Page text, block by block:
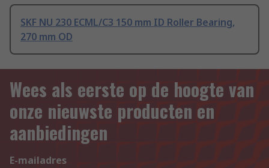
SKF NU 230 ECML/C3 150 mm ID Roller Bearing,
270 mm OD
Wees als eerste op de hoogte van
onze nieuwste producten en
aanbiedingen
E-mailadres